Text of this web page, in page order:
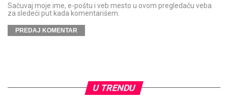
Sačuvaj moje ime, e-poštu i veb mesto u ovom pregledaču veba
za sledeći put kada komentarišem.
U TRENDU